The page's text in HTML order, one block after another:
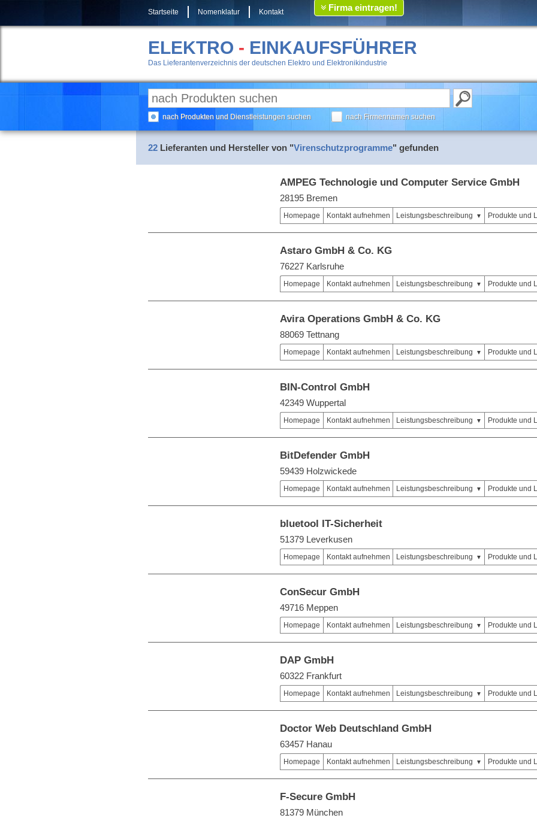
Startseite Nomenklatur Kontakt Firma eintragen!
ELEKTRO - EINKAUFSFÜHRER
Das Lieferantenverzeichnis der deutschen Elektro und Elektronikindustrie
nach Produkten und Dienstleistungen suchen nach Firmennamen suchen
22 Lieferanten und Hersteller von "Virenschutzprogramme" gefunden
AMPEG Technologie und Computer Service GmbH
28195 Bremen
Homepage Kontakt aufnehmen Leistungsbeschreibung Produkte und
Astaro GmbH & Co. KG
76227 Karlsruhe
Homepage Kontakt aufnehmen Leistungsbeschreibung Produkte und
Avira Operations GmbH & Co. KG
88069 Tettnang
Homepage Kontakt aufnehmen Leistungsbeschreibung Produkte und
BIN-Control GmbH
42349 Wuppertal
Homepage Kontakt aufnehmen Leistungsbeschreibung Produkte und
BitDefender GmbH
59439 Holzwickede
Homepage Kontakt aufnehmen Leistungsbeschreibung Produkte und
bluetool IT-Sicherheit
51379 Leverkusen
Homepage Kontakt aufnehmen Leistungsbeschreibung Produkte und
ConSecur GmbH
49716 Meppen
Homepage Kontakt aufnehmen Leistungsbeschreibung Produkte und
DAP GmbH
60322 Frankfurt
Homepage Kontakt aufnehmen Leistungsbeschreibung Produkte und
Doctor Web Deutschland GmbH
63457 Hanau
Homepage Kontakt aufnehmen Leistungsbeschreibung Produkte und
F-Secure GmbH
81379 München